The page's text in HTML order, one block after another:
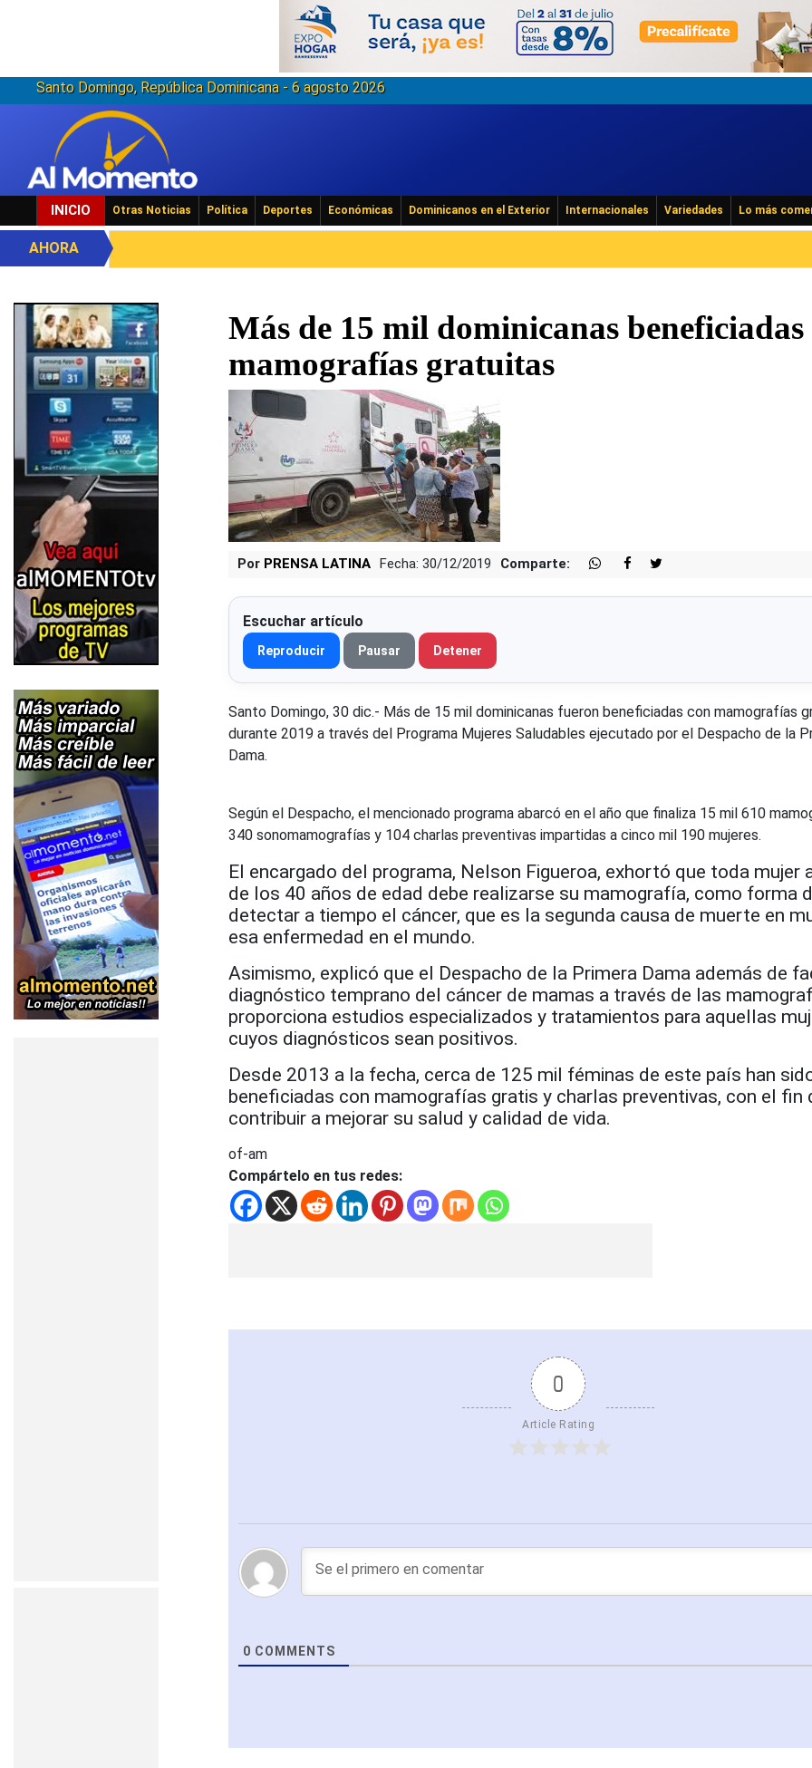
Santo Domingo, República Dominicana - 6 agosto 2026
INICIO Otras Noticias Política Deportes Económicas Dominicanos en el Exterior Internacionales Variedades Lo más
AHORA
Más de 15 mil dominicanas beneficiadas
mamografías gratuitas
Por PRENSA LATINA Fecha: 30/12/2019 Comparte:
Escuchar artículo
Reproducir Pausar Detener
Santo Domingo, 30 dic.- Más de 15 mil dominicanas fueron beneficiadas con mamografías
durante 2019 a través del Programa Mujeres Saludables ejecutado por el Despacho de la
Dama.
Según el Despacho, el mencionado programa abarcó en el año que finaliza 15 mil 610
340 sonomamografías y 104 charlas preventivas impartidas a cinco mil 190 mujeres.
El encargado del programa, Nelson Figueroa, exhortó que toda mujer
de los 40 años de edad debe realizarse su mamografía, como forma
detectar a tiempo el cáncer, que es la segunda causa de muerte en
esa enfermedad en el mundo.
Asimismo, explicó que el Despacho de la Primera Dama además de
diagnóstico temprano del cáncer de mamas a través de las
proporciona estudios especializados y tratamientos para aquellas
cuyos diagnósticos sean positivos.
Desde 2013 a la fecha, cerca de 125 mil féminas de este país han
beneficiadas con mamografías gratis y charlas preventivas, con el fin
contribuir a mejorar su salud y calidad de vida.
of-am
Compártelo en tus redes:
0
Article Rating
0 COMMENTS